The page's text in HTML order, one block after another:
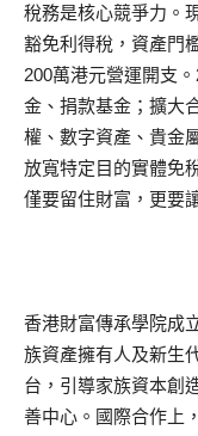
稅務是核心競爭力。
豁免利得稅，資產門
200萬港元營運開支
金、捐款基金；擴大
權、數字資產、貴金
放寬特定目的實體免
僅要留住財富，更要
香港財富傳承學院成
族資產擁有人及新生
台，引導家族資本創
善中心。國際合作上